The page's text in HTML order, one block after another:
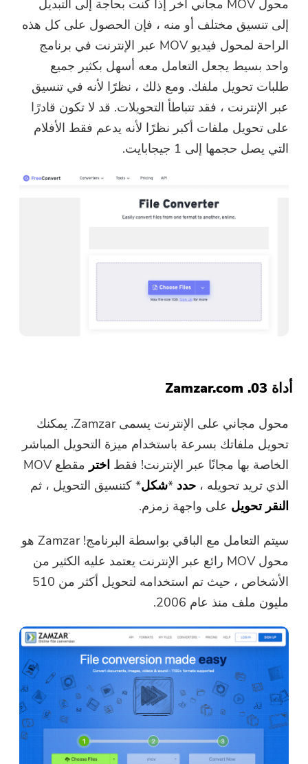
محول MOV مجاني آخر إذا كنت بحاجة إلى التبديل
إلى تنسيق مختلف أو منه ، فإن الحصول على كل هذه
الراحة لمحول فيديو MOV عبر الإنترنت في برنامج
واحد بسيط يجعل التعامل معه أسهل بكثير جميع
طلبات تحويل ملفك. ومع ذلك ، نظرًا لأنه في تنسيق
عبر الإنترنت ، فقد تتباطأ التحويلات. قد لا تكون قادرًا
على تحويل ملفات أكبر نظرًا لأنه يدعم فقط الأفلام
التي يصل حجمها إلى 1 جيجابايت.
أداة 03. Zamzar.com
محول مجاني على الإنترنت يسمى Zamzar. يمكنك
تحويل ملفاتك بسرعة باستخدام ميزة التحويل المباشر
الخاصة بها مجانًا عبر الإنترنت! فقط اختر
مقطع MOV
الذي تريد تحويله ،حدد *شكل* كتنسيق التحويل ، ثم
النقر تحويل على واجهة زمزم.
سيتم التعامل مع الباقي بواسطة البرنامج! Zamzar هو
محول MOV رائع عبر الإنترنت يعتمد عليه الكثير من
الأشخاص ، حيث تم استخدامه لتحويل أكثر من 510
مليون ملف منذ عام 2006.